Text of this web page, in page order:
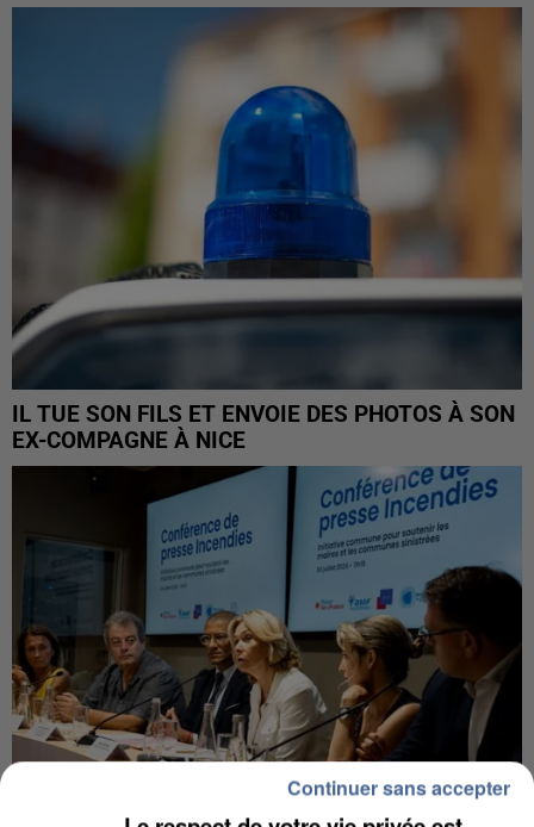
IL TUE SON FILS ET ENVOIE DES PHOTOS À SON
EX-COMPAGNE À NICE
Continuer sans accepter